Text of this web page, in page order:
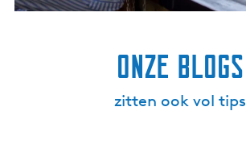
Onze blogs
zitten ook vol tips